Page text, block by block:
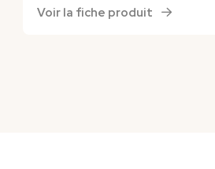
Voir la fiche produit